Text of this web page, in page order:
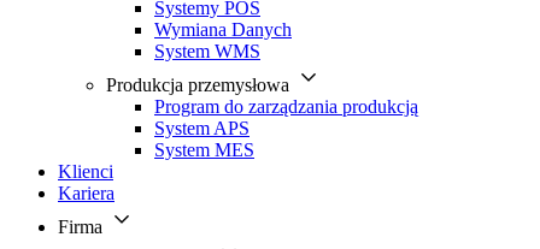
Systemy POS
Wymiana Danych
System WMS
Produkcja przemysłowa
Program do zarządzania produkcją
System APS
System MES
Klienci
Kariera
Firma